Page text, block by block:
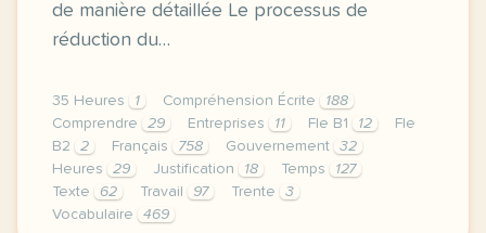
de manière détaillée Le processus de
réduction du…
35 Heures 1 Compréhension Écrite
188
Comprendre
29 Entreprises 11 Fle B1 12
Fle
B2
2 Français 758 Gouvernement
32
Heures
29 Justification 18 Temps
127
Texte
62 Travail 97 Trente
3
Vocabulaire
469